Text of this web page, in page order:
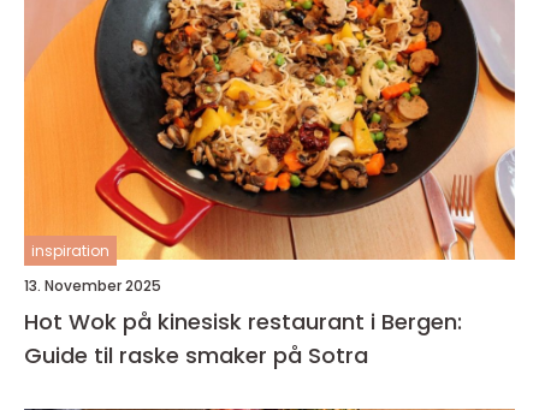
inspiration
13. November 2025
Hot Wok på kinesisk restaurant i Bergen:
Guide til raske smaker på Sotra